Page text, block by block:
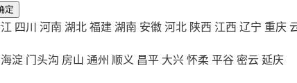
定
四川 河南 湖北福建湖南 安徽河北 陕西 江西 辽宁 重庆
海淀 门头沟 房山 通州 顺义 昌平 大兴怀柔平谷 密云延庆